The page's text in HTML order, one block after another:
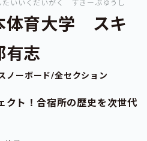
たいいくだいがく すきーぶゆうし
体育大学 スキ
有志
ノーボード/全セクション
クト！合宿所の歴史を次世代